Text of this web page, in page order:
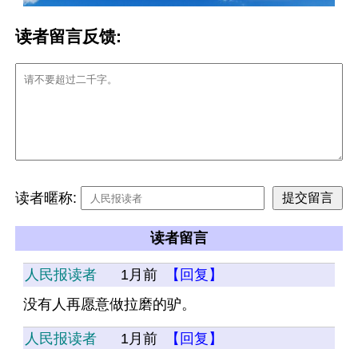
读者留言反馈:
读者暱称:
读者留言
人民报读者 1月前
【回复】
没有人再愿意做拉磨的驴。
人民报读者 1月前
【回复】